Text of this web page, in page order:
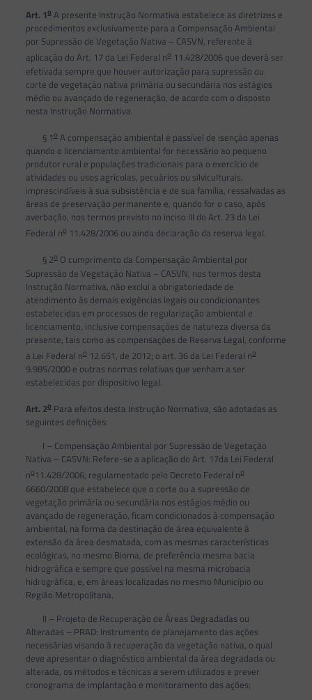
Art. 1oA presente Instrução Normativa estabelece as diretrizes e
procedimentos exclusivamente para a Compensação Ambiental
por Supressão de Vegetação Nativa – CASVN, referente à
aplicação do Art. 17 da Lei Federal no11.428/2006 que deverá ser
efetivada sempre que houver autorização para supressão ou
corte de vegetação nativa primária ou secundária nos estágios
médio ou avançado de regeneração, de acordo com o disposto
nesta Instrução Normativa.
§ 1oA compensação ambiental é passível de isenção apenas
quando o licenciamento ambiental for necessário ao pequeno
produtor rural e populações tradicionais para o exercício de
atividades ou usos agrícolas, pecuários ou silviculturais,
imprescindíveis à sua subsistência e de sua família, ressalvadas as
áreas de preservação permanente e, quando for o caso, após
averbação, nos termos previsto no inciso III do Art. 23 da Lei
Federal no11.428/2006 ou ainda declaração da reserva legal.
§ 2oO cumprimento da Compensação Ambiental por
Supressão de Vegetação Nativa – CASVN, nos termos desta
Instrução Normativa, não exclui a obrigatoriedade de
atendimento às demais exigências legais ou condicionantes
estabelecidas em processos de regularização ambiental e
licenciamento, inclusive compensações de natureza diversa da
presente, tais como as compensações de Reserva Legal, conforme
a Lei Federal no12.651, de 2012; o art. 36 da Lei Federal no
9.985/2000 e outras normas relativas que venham a ser
estabelecidas por dispositivo legal.
Art. 2oPara efeitos desta Instrução Normativa, são adotadas as
seguintes definições:
I – Compensação Ambiental por Supressão de Vegetação
Nativa – CASVN: Refere-se a aplicação do Art. 17da Lei Federal
no11.428/2006, regulamentado pelo Decreto Federal no
6660/2008 que estabelece que o corte ou a supressão de
vegetação primária ou secundária nos estágios médio ou
avançado de regeneração, ficam condicionados à compensação
ambiental, na forma da destinação de área equivalente à
extensão da área desmatada, com as mesmas características
ecológicas, no mesmo Bioma, de preferência mesma bacia
hidrográfica e sempre que possível na mesma microbacia
hidrográfica, e, em áreas localizadas no mesmo Município ou
Região Metropolitana.
II – Projeto de Recuperação de Áreas Degradadas ou
Alteradas – PRAD: Instrumento de planejamento das ações
necessárias visando à recuperação da vegetação nativa, o qual
deve apresentar o diagnóstico ambiental da área degradada ou
alterada, os métodos e técnicas a serem utilizados e prever
cronograma de implantação e monitoramento das ações;